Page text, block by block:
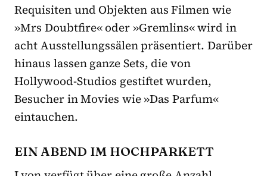
Requisiten und Objekten aus Filmen wie
»Mrs Doubtfire« oder »Gremlins« wird in
acht Ausstellungssälen präsentiert. Darüber
hinaus lassen ganze Sets, die von
Hollywood-Studios gestiftet wurden,
Besucher in Movies wie »Das Parfum«
eintauchen.
EIN ABEND IM HOCHPARKETT